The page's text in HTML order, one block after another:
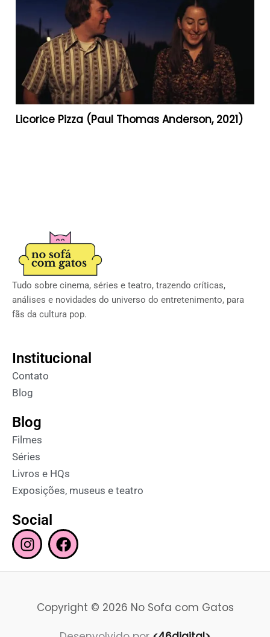
Licorice Pizza (Paul Thomas Anderson, 2021)
Tudo sobre cinema, séries e teatro, trazendo críticas,
análises e novidades do universo do entretenimento, para
fãs da cultura pop.
Institucional
Contato
Blog
Blog
Filmes
Séries
Livros e HQs
Exposições, museus e teatro
Social
I
n
s
F
a
c
o
o
Copyright © 2026 No Sofa com Gatos